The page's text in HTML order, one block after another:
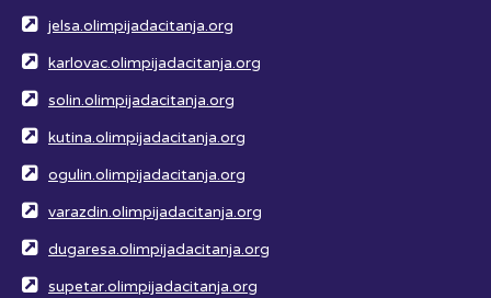
jelsa.olimpijadacitanja.org
karlovac.olimpijadacitanja.org
solin.olimpijadacitanja.org
kutina.olimpijadacitanja.org
ogulin.olimpijadacitanja.org
varazdin.olimpijadacitanja.org
dugaresa.olimpijadacitanja.org
supetar.olimpijadacitanja.org